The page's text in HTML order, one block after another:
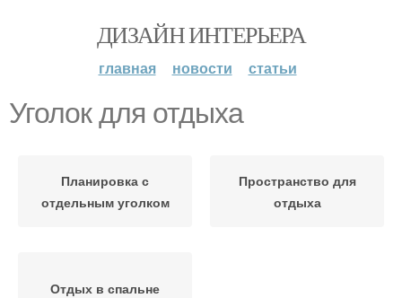
ДИЗАЙН ИНТЕРЬЕРА
главная новости статьи
Уголок для отдыха
Планировка с
отдельным уголком
Пространство для
отдыха
Отдых в спальне